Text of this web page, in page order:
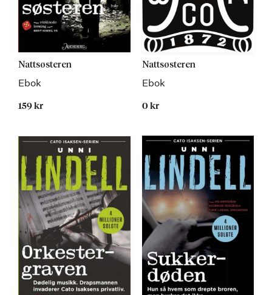
Nattsøsteren
Ebok
159 kr
Nattsøsteren
Ebok
0 kr